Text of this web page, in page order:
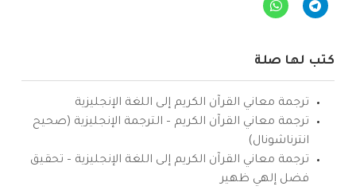
كتب لها صلة
ترجمة معاني القرآن الكريم إلى اللغة الإنجليزية
ترجمة معاني القرآن الكريم – الترجمة الإنجليزية (صحيح
انترناشونال)
ترجمة معاني القرآن الكريم إلى اللغة الإنجليزية – تحقيق
فضل إلهي ظهير